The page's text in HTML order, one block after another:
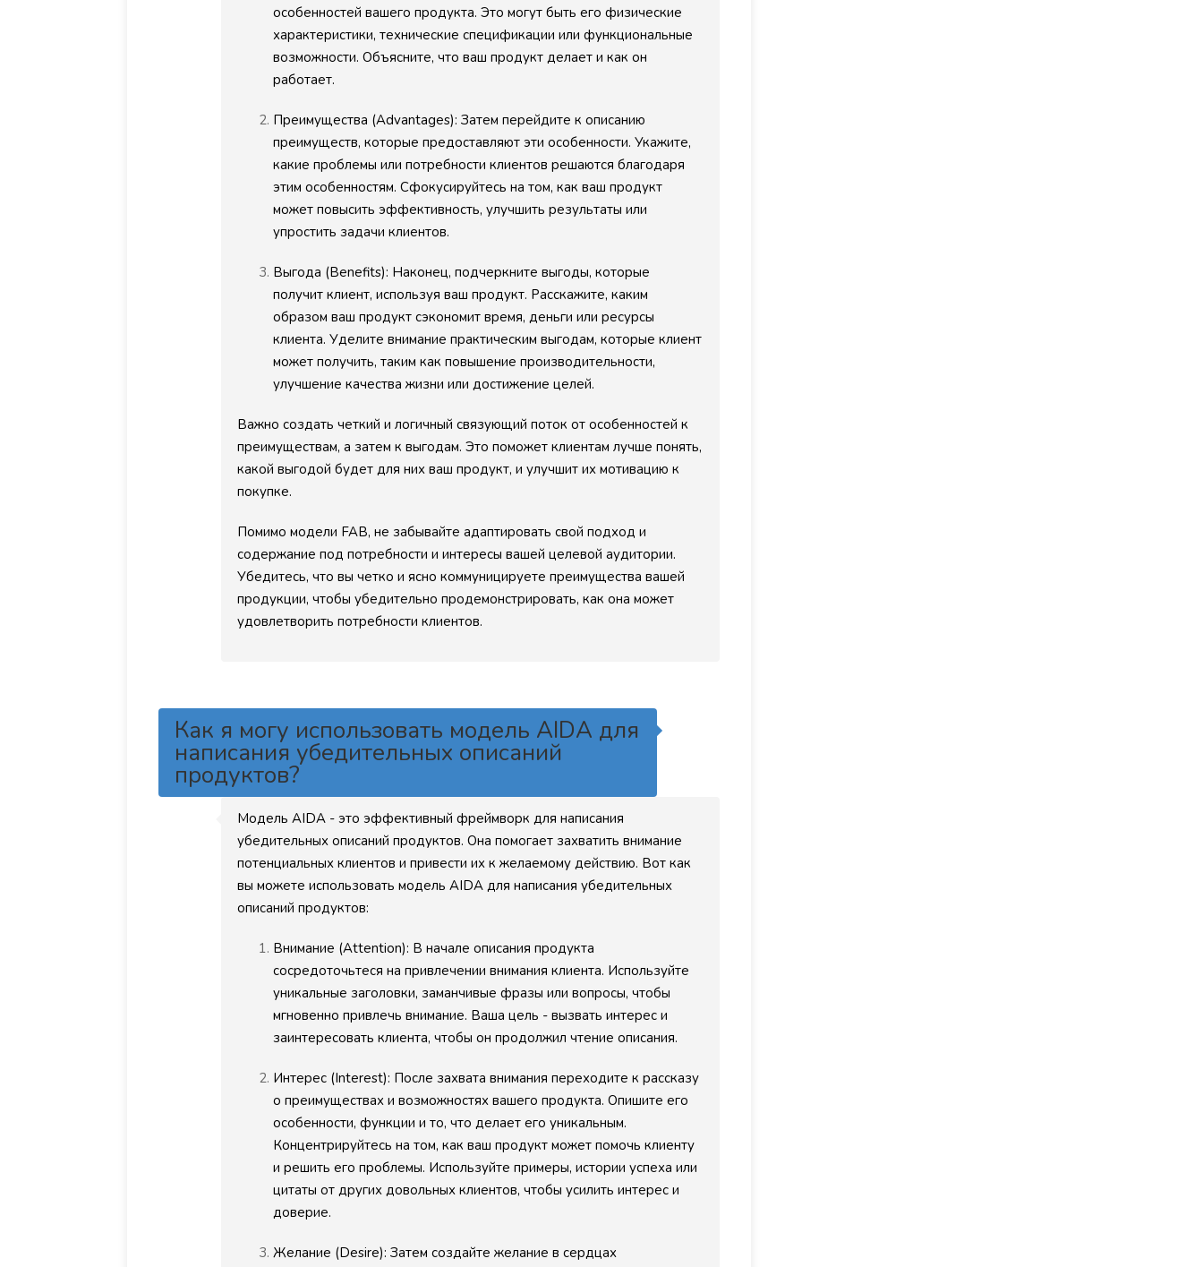
особенностей вашего продукта. Это могут быть его физические
характеристики, технические спецификации или функциональные
возможности. Объясните, что ваш продукт делает и как он
работает.
Преимущества (Advantages): Затем перейдите к описанию
преимуществ, которые предоставляют эти особенности. Укажите,
какие проблемы или потребности клиентов решаются благодаря
этим особенностям. Сфокусируйтесь на том, как ваш продукт
может повысить эффективность, улучшить результаты или
упростить задачи клиентов.
Выгода (Benefits): Наконец, подчеркните выгоды, которые
получит клиент, используя ваш продукт. Расскажите, каким
образом ваш продукт сэкономит время, деньги или ресурсы
клиента. Уделите внимание практическим выгодам, которые клиент
может получить, таким как повышение производительности,
улучшение качества жизни или достижение целей.
Важно создать четкий и логичный связующий поток от особенностей к
преимуществам, а затем к выгодам. Это поможет клиентам лучше понять,
какой выгодой будет для них ваш продукт, и улучшит их мотивацию к
покупке.
Помимо модели FAB, не забывайте адаптировать свой подход и
содержание под потребности и интересы вашей целевой аудитории.
Убедитесь, что вы четко и ясно коммуницируете преимущества вашей
продукции, чтобы убедительно продемонстрировать, как она может
удовлетворить потребности клиентов.
Как я могу использовать модель AIDA для
написания убедительных описаний
продуктов?
Модель AIDA - это эффективный фреймворк для написания
убедительных описаний продуктов. Она помогает захватить внимание
потенциальных клиентов и привести их к желаемому действию. Вот как
вы можете использовать модель AIDA для написания убедительных
описаний продуктов:
Внимание (Attention): В начале описания продукта
сосредоточьтеся на привлечении внимания клиента. Используйте
уникальные заголовки, заманчивые фразы или вопросы, чтобы
мгновенно привлечь внимание. Ваша цель - вызвать интерес и
заинтересовать клиента, чтобы он продолжил чтение описания.
Интерес (Interest): После захвата внимания переходите к рассказу
о преимуществах и возможностях вашего продукта. Опишите его
особенности, функции и то, что делает его уникальным.
Концентрируйтесь на том, как ваш продукт может помочь клиенту
и решить его проблемы. Используйте примеры, истории успеха или
цитаты от других довольных клиентов, чтобы усилить интерес и
доверие.
Желание (Desire): Затем создайте желание в сердцах